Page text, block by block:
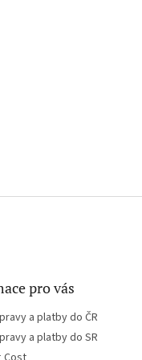
pro vás
a platby do ČR
a platby do SR